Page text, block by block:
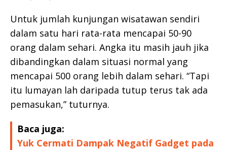
Untuk jumlah kunjungan wisatawan sendiri
dalam satu hari rata-rata mencapai 50-90
orang dalam sehari. Angka itu masih jauh jika
dibandingkan dalam situasi normal yang
mencapai 500 orang lebih dalam sehari. “Tapi
itu lumayan lah daripada tutup terus tak ada
pemasukan,” tuturnya.
Baca juga:
Yuk Cermati Dampak Negatif Gadget pada